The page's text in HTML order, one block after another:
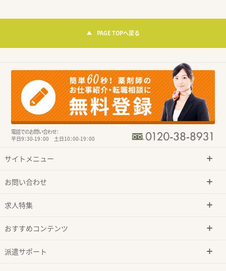
PAGE TOPへ戻る
電話でのお問い合わせ：
平日9：30-19：00 土日10：00-19：00
サイトメニュー
お問い合わせ
求人特集
おすすめコンテンツ
派遣サポート